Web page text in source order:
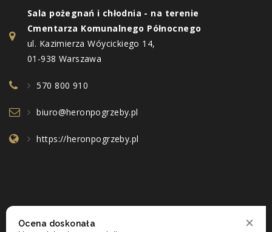
Sala pożegnań i chłodnia - na terenie
Cmentarza Komunalnego Północnego
ul. Kazimierza Wóycickiego 14,
01-938 Warszawa
570 800 910
biuro@heronpogrzeby.pl
https://heronpogrzeby.pl
Ocena doskonała